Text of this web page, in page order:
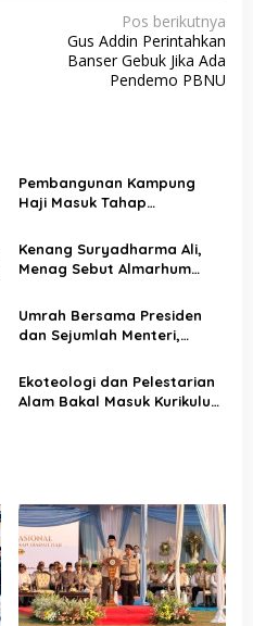
Pos berikutnya
Gus Addin Perintahkan
Banser Gebuk Jika Ada
Pendemo PBNU
Pembangunan Kampung
Haji Masuk Tahap
Kenang Suryadharma Ali,
Menag Sebut Almarhum
Perhajian Indonesia
Umrah Bersama Presiden
dan Sejumlah Menteri,
jadi Bangsa yang Makmur
Ekoteologi dan Pelestarian
Alam Bakal Masuk Kurikulum